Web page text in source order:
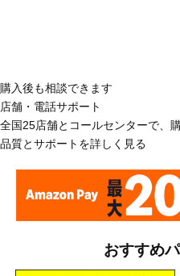
購入後も相談できます
店舗・電話サポート
全国25店舗とコールセンターで、
品質とサポートを詳しく見る
おすすめ